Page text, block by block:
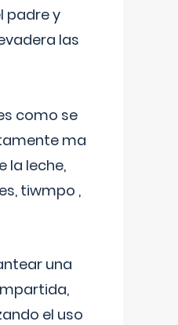
padre y
las
como se
ma
la leche,
tiwmpo ,
una
el uso